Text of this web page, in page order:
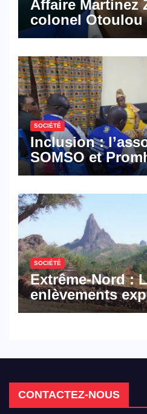
Affaire Martinez
colonel Otoulou
croisé des
SOCIÉTÉ
Inclusion :
SOMSO et
militent en
hôtellerie-
SOCIÉTÉ
Extrême-Nord :
enlèvements
308 victimes en
CONTACTEZ-NOUS